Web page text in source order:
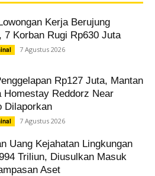
Kerja Berujung
7 Korban Rugi Rp630 Juta
7 Agustus 2026
Rp127 Juta, Mantan
Homestay Reddorz Near
Dilaporkan
7 Agustus 2026
Uang Kejahatan Lingkungan
Triliun, Diusulkan Masuk
Aset